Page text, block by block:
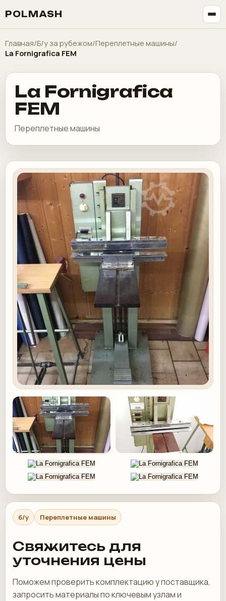
POLMASH
Главная/Б/у за рубежом/Переплетные машины/
La Fornigrafica FEM
La Fornigrafica
FEM
Переплетные машины
б/у Переплетные машины
Свяжитесь для
уточнения цены
Поможем проверить комплектацию у поставщика,
запросить материалы по ключевым узлам и